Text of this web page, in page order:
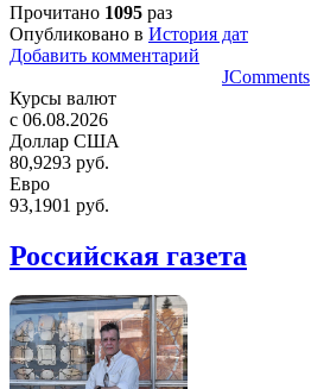
Прочитано 1095 раз
Опубликовано в История дат
Добавить комментарий
JComments
Курсы валют
c 06.08.2026
Доллар США
80,9293 руб.
Евро
93,1901 руб.
Российская газета